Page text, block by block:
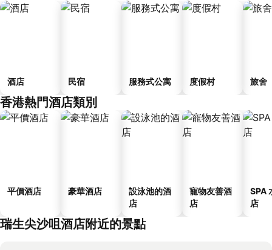
酒店 民宿 服務式公寓 度假村 旅舍
香港熱門酒店類別
平價酒店 豪華酒店
設泳池的酒
店
寵物友善酒
店
SPA
店
瑞生尖沙咀酒店附近的景點